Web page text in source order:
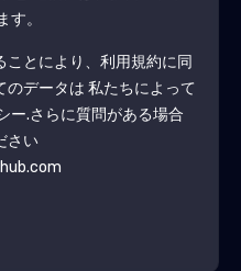
。
とにより、利用規約に同
データは 私たちによって
ー.さらに質問がある場合
さい